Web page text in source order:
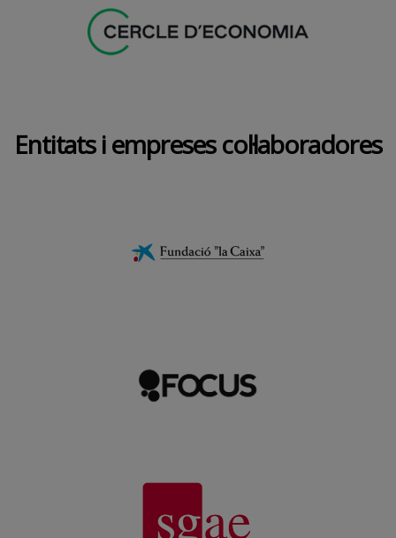
Entitats i empreses col·laboradores